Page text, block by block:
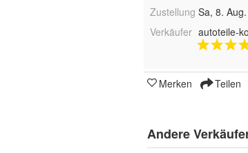
Zustellung Sa, 8.
Verkäufer autoteile-
Merken Teilen
Andere